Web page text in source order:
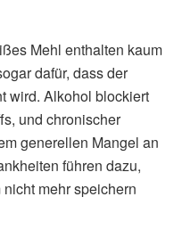
Mehl enthalten kaum
dafür, dass der
wird. Alkohol blockiert
und chronischer
generellen Mangel an
führen dazu,
mehr speichern